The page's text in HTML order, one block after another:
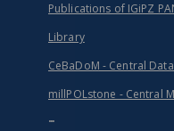
Publications of IGiPZ
Library
CeBaDoM - Central
millPOLstone - Central
...